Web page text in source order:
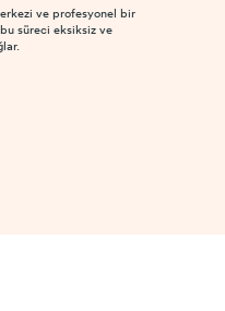
ve profesyonel bir
süreci eksiksiz ve